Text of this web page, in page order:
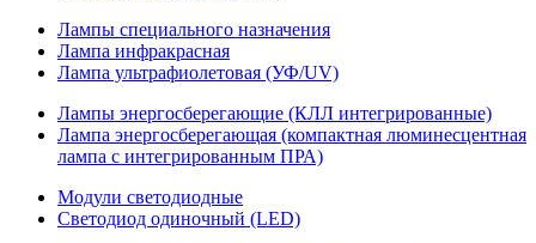
Лампы специального назначения
Лампа инфракрасная
Лампа ультрафиолетовая (УФ/UV)
Лампы энергосберегающие (КЛЛ интегрированные)
Лампа энергосберегающая (компактная люминесцентная
лампа с интегрированным ПРА)
Модули светодиодные
Светодиод одиночный (LED)